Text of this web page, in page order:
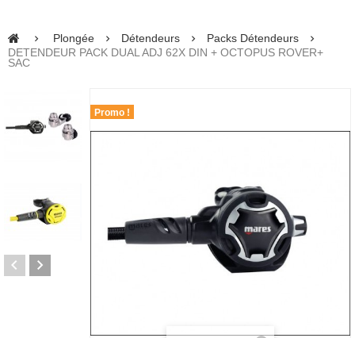
Plongée Détendeurs
Packs Détendeurs
DETENDEUR PACK DUAL ADJ 62X DIN + OCTOPUS ROVER+
SAC
Promo !